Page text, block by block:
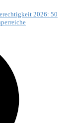
2026: 50